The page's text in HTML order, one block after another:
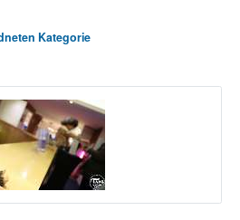
Kategorie